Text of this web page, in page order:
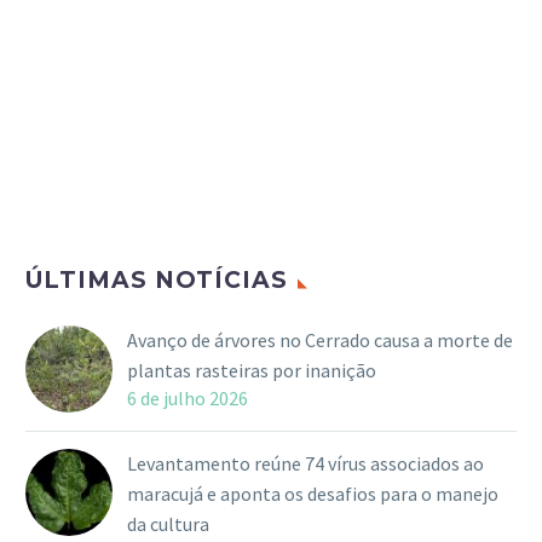
ÚLTIMAS NOTÍCIAS
Avanço de árvores no Cerrado causa a morte de
plantas rasteiras por inanição
6 de julho 2026
Levantamento reúne 74 vírus associados ao
maracujá e aponta os desafios para o manejo
da cultura